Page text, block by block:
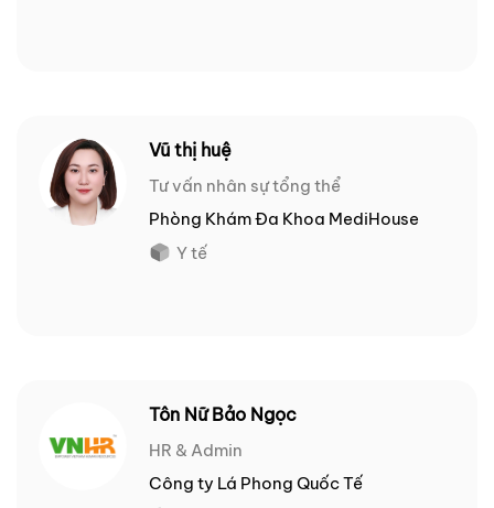
Vũ thị huệ
Tư vấn nhân sự tổng thể
Phòng Khám Đa Khoa MediHouse
Y tế
Tôn Nữ Bảo Ngọc
HR & Admin
Công ty Lá Phong Quốc Tế